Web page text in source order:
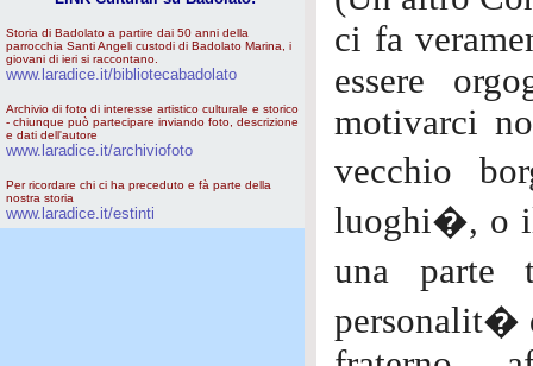
Storia di Badolato a partire dai 50 anni della
parrocchia Santi Angeli custodi di Badolato Marina, i
giovani di ieri si raccontano.
www.laradice.it/bibliotecabadolato
Archivio di foto di interesse artistico culturale e storico
- chiunque può partecipare inviando foto, descrizione
e dati dell'autore
www.laradice.it/archiviofoto
Per ricordare chi ci ha preceduto e fà parte della
nostra storia
www.laradice.it/estinti
ci fa
essere
motivarci
vecchio
luoghi�, o il
una parte
personalit�